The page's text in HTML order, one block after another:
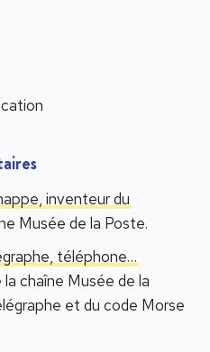
inventeur du
Musée de la Poste.
téléphone…
la chaîne Musée de la
et du code Morse